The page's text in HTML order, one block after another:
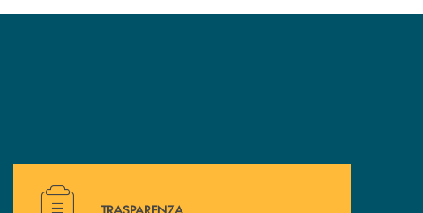
Hai bisogno di alcuni documenti ? Vai alla pagina della
TRASPARENZA